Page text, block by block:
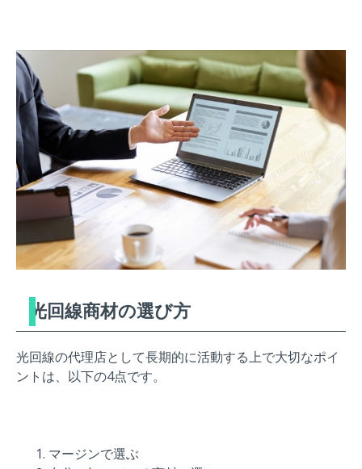
光回線商材の選び方
光回線の代理店として長期的に活動する上で大切なポイ
ントは、以下の4点です。
マージンで選ぶ